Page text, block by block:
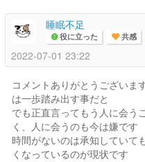
睡眠不足
役に立った 共感
2022-07-01 23:22
コメントありがとうございま
は一歩踏み出す事だと
でも正直言ってもう人に会う
く、人に会うのも今は嫌です
時間がないのは承知していて
くなっているのが現状です